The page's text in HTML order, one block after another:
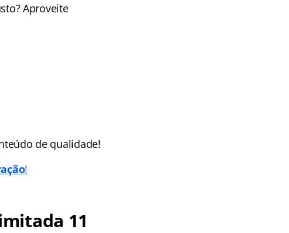
Aproveite
de qualidade!
!
11